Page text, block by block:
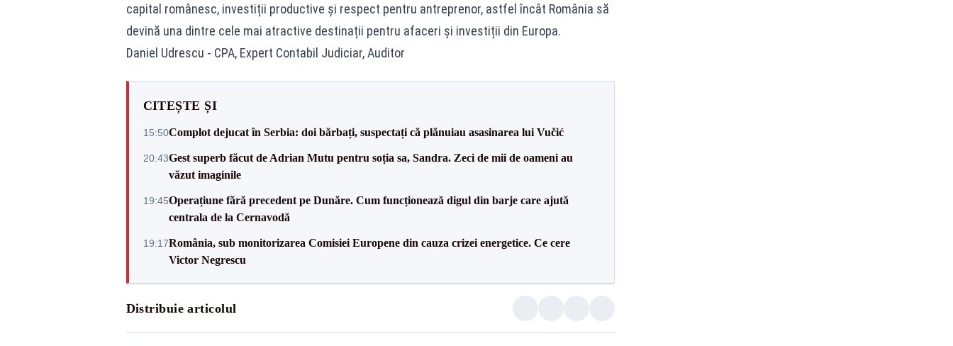
capital românesc, investiții productive și respect pentru antreprenor, astfel încât România să
devină una dintre cele mai atractive destinații pentru afaceri și investiții din Europa.
Daniel Udrescu - CPA, Expert Contabil Judiciar, Auditor
CITEȘTE ȘI
15:50Complot dejucat în Serbia: doi bărbați, suspectați că plănuiau asasinarea lui Vučić
20:43Gest superb făcut de Adrian Mutu pentru soția sa, Sandra. Zeci de mii de oameni au
văzut imaginile
19:45Operațiune fără precedent pe Dunăre. Cum funcționează digul din barje care ajută
centrala de la Cernavodă
19:17România, sub monitorizarea Comisiei Europene din cauza crizei energetice. Ce cere
Victor Negrescu
Distribuie articolul